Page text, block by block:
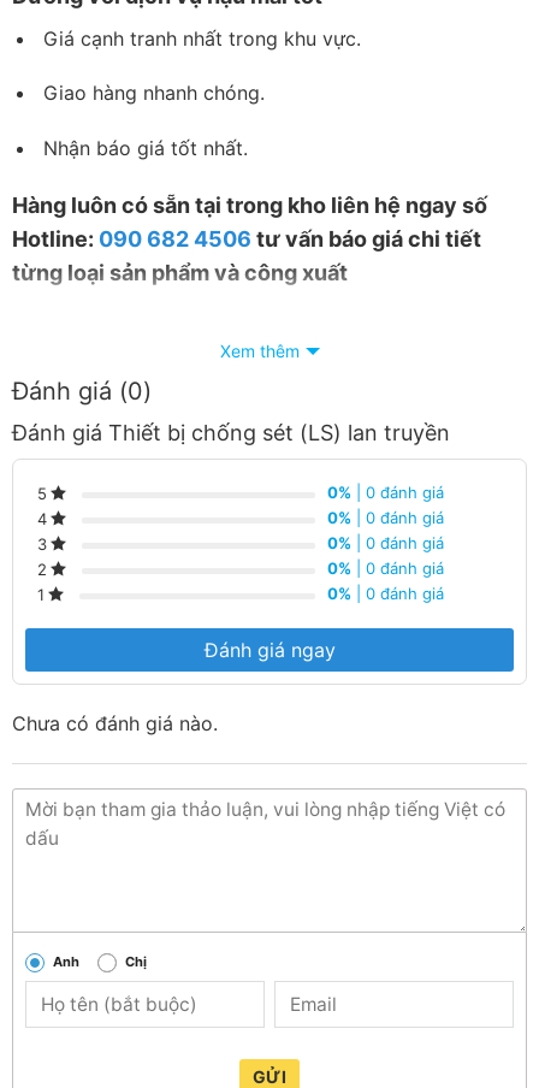
Giá cạnh tranh nhất trong khu vực.
Giao hàng nhanh chóng.
Nhận báo giá tốt nhất.
Hàng luôn có sẵn tại trong kho liên hệ ngay số
Hotline: 090 682 4506 tư vấn báo giá chi tiết
từng loại sản phẩm và công xuất
Xem thêm
Đánh giá (0)
Đánh giá Thiết bị chống sét (LS) lan truyền
5 0% | 0 đánh giá
4
0% | 0 đánh giá
3
0% | 0 đánh giá
2
0% | 0 đánh giá
1
0% | 0 đánh giá
Đánh giá ngay
Chưa có đánh giá nào.
Anh Chị
GỬI